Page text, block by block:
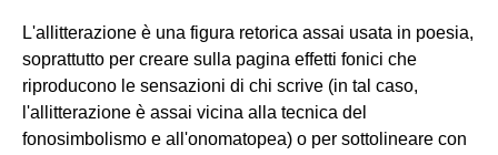
L'allitterazione è una figura retorica assai usata in poesia,
soprattutto per creare sulla pagina effetti fonici che
riproducono le sensazioni di chi scrive (in tal caso,
l'allitterazione è assai vicina alla tecnica del
fonosimbolismo e all'onomatopea) o per sottolineare con